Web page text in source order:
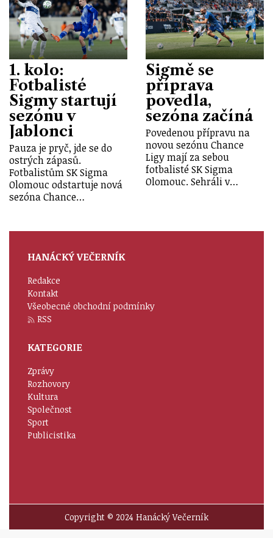
1. kolo:
Fotbalisté
Sigmy startují
sezónu v
Jablonci
Pauza je pryč, jde se do
ostrých zápasů.
Fotbalistům SK Sigma
Olomouc odstartuje nová
sezóna Chance…
Sigmě se
příprava
povedla,
sezóna začíná
Povedenou přípravu na
novou sezónu Chance
Ligy mají za sebou
fotbalisté SK Sigma
Olomouc. Sehráli v…
HANÁCKÝ VEČERNÍK
Redakce
Kontakt
Všeobecné obchodní podmínky
RSS
KATEGORIE
Zprávy
Rozhovory
Kultura
Společnost
Sport
Publicistika
Copyright © 2024 Hanácký Večerník